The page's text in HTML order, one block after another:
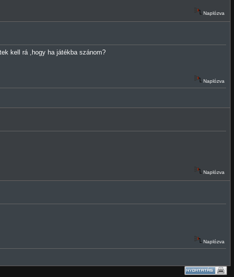
Naplózva
kell rá ,hogy ha játékba szánom?
Naplózva
Naplózva
Naplózva